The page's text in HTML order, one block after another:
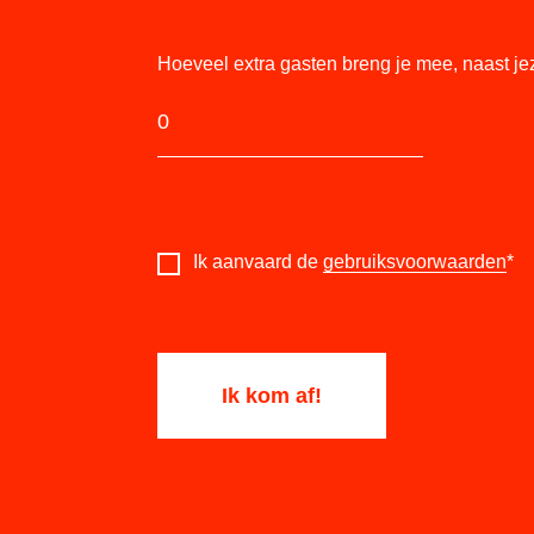
Hoeveel extra gasten breng je mee, naast
Ik aanvaard de gebruiksvoorwaarden*